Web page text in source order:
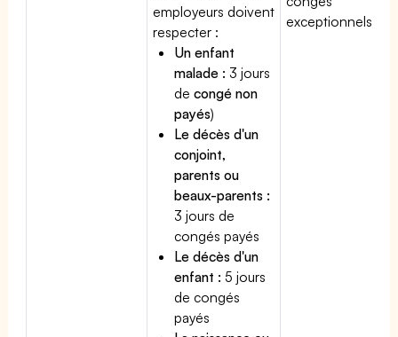
employeurs doivent
respecter :
Un enfant
malade : 3 jours
decongé non
payés)
Le décès d'un
conjoint,
parents ou
beaux-parents :
3 jours de
congés payés
Le décès d'un
enfant : 5 jours
de congés
payés
exceptionnels.